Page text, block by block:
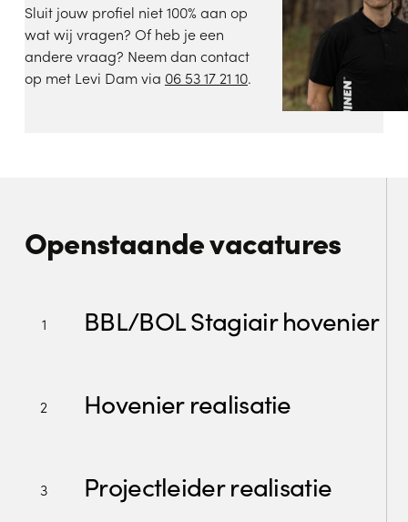
Sluit jouw profiel niet 100% aan op
wat wij vragen? Of heb je een
andere vraag? Neem dan contact
op met Levi Dam via 06 53 17 21 10.
Openstaande vacatures
hovenier
BBL/BOL Stagiair hovenier
realisatieHovenier realisatie
realisatieProjectleider realisatie